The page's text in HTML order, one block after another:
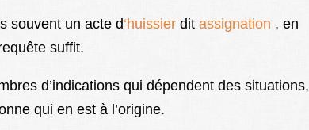
souvent un acte d‘huissier dit assignation , en
suffit.
d’indications qui dépendent des situations,
qui en est à l’origine.